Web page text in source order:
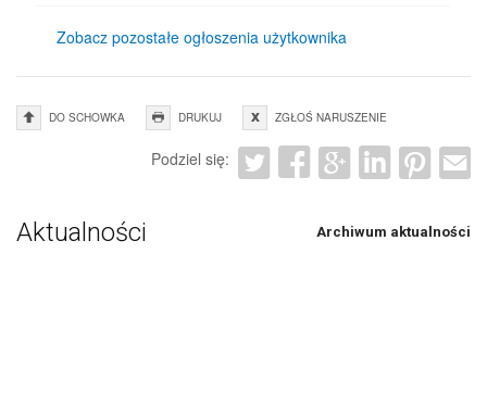
Zobacz pozostałe ogłoszenia użytkownika
DO SCHOWKA DRUKUJ ZGŁOŚ NARUSZENIE
Podziel się:
Aktualności Archiwum aktualności